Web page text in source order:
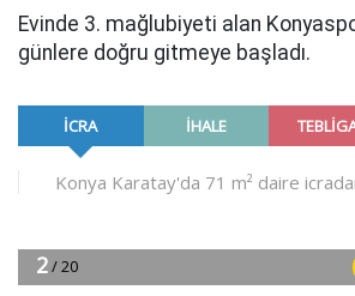
Evinde 3. mağlubiyeti alan
günlere doğru gitmeye başladı.